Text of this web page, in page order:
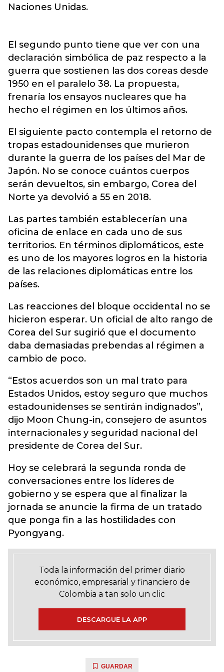
Naciones Unidas.
El segundo punto tiene que ver con una
declaración simbólica de paz respecto a la
guerra que sostienen las dos coreas desde
1950 en el paralelo 38. La propuesta,
frenaría los ensayos nucleares que ha
hecho el régimen en los últimos años.
El siguiente pacto contempla el retorno de
tropas estadounidenses que murieron
durante la guerra de los países del Mar de
Japón. No se conoce cuántos cuerpos
serán devueltos, sin embargo, Corea del
Norte ya devolvió a 55 en 2018.
Las partes también establecerían una
oficina de enlace en cada uno de sus
territorios. En términos diplomáticos, este
es uno de los mayores logros en la historia
de las relaciones diplomáticas entre los
países.
Las reacciones del bloque occidental no se
hicieron esperar. Un oficial de alto rango de
Corea del Sur sugirió que el documento
daba demasiadas prebendas al régimen a
cambio de poco.
“Estos acuerdos son un mal trato para
Estados Unidos, estoy seguro que muchos
estadounidenses se sentirán indignados”,
dijo Moon Chung-in, consejero de asuntos
internacionales y seguridad nacional del
presidente de Corea del Sur.
Hoy se celebrará la segunda ronda de
conversaciones entre los líderes de
gobierno y se espera que al finalizar la
jornada se anuncie la firma de un tratado
que ponga fin a las hostilidades con
Pyongyang.
Toda la información del primer diario
económico, empresarial y financiero de
Colombia a tan solo un clic
DESCARGUE LA APP
GUARDAR